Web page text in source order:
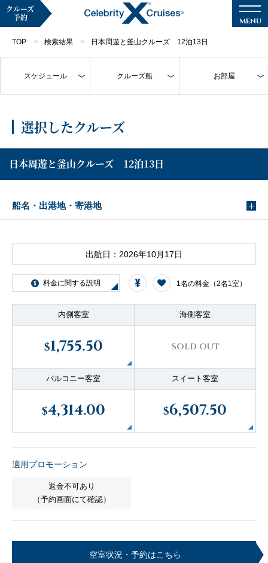
クルーズ検索
キャンペーン・特集
クルーズの楽しみ方
船内へようこそ
客船のご案内
寄港地ガイド
ご予約後の流れ お問い合わせ
セレブリティクルーズの世
クルーズ
予約
TOP 検索結果 日本周遊と釜山クルーズ 12泊13日
スケジュール クルーズ船 お部屋
選択したクルーズ
日本周遊と釜山クルーズ 12泊13日
船名・出港地・寄港地
出航日：2026年10月17日
料金に関する説明 1名の料金（2名1室）
内側客室
$1,755.50
海側客室
SOLD OUT
バルコニー客室
$4,314.00
スイート客室
$6,507.50
適用プロモーション
返金不可あり
（予約画面にて確認）
空室状況・予約はこちら